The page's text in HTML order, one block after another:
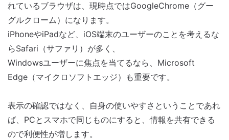
れているブラウザは、現時点ではGoogleChrome（グー
グルクローム）になります。
iPhoneやiPadなど、iOS端末のユーザーのことを考えるな
らSafari（サファリ）が多く、
Windowsユーザーに焦点を当てるなら、Microsoft
Edge（マイクロソフトエッジ）も重要です。
表示の確認ではなく、自身の使いやすさということであれ
ば、PCとスマホで同じものにすると、情報を共有できる
ので利便性が増します。